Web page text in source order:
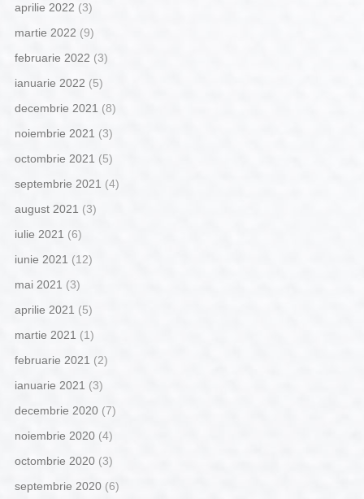
aprilie 2022 (3)
martie 2022 (9)
februarie 2022 (3)
ianuarie 2022 (5)
decembrie 2021 (8)
noiembrie 2021 (3)
octombrie 2021 (5)
septembrie 2021 (4)
august 2021 (3)
iulie 2021 (6)
iunie 2021 (12)
mai 2021 (3)
aprilie 2021 (5)
martie 2021 (1)
februarie 2021 (2)
ianuarie 2021 (3)
decembrie 2020(7)
noiembrie 2020(4)
octombrie 2020(3)
septembrie 2020(6)